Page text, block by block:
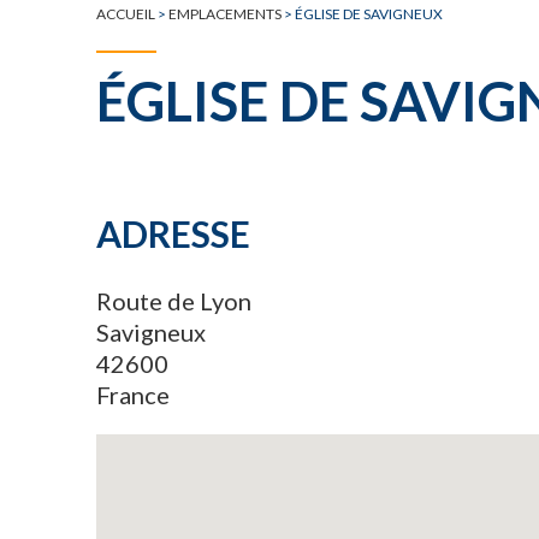
ACCUEIL > EMPLACEMENTS > ÉGLISE DE SAVIGNEUX
ÉGLISE DE
ADRESSE
Route de Lyon
Savigneux
42600
France